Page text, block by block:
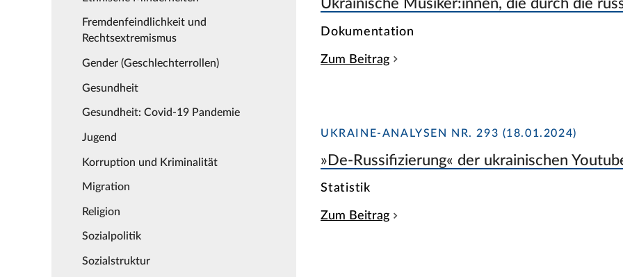
Fremdenfeindlichkeit und
Rechtsextremismus
Gender (Geschlechterrollen)
Gesundheit
Gesundheit: Covid-19 Pandemie
Jugend
Korruption und Kriminalität
Migration
Religion
Sozialpolitik
Sozialstruktur
Ukrainische Musiker:innen, die durch die
Dokumentation
Zum Beitrag
UKRAINE-ANALYSEN NR. 293 (18.01.2024)
»De-Russifizierung« der ukrainischen
Statistik
Zum Beitrag